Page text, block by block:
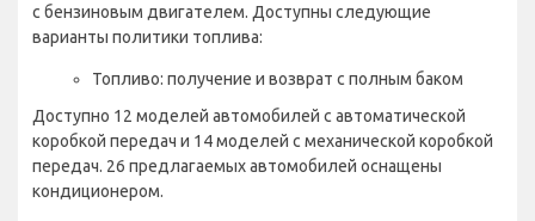
с бензиновым двигателем. Доступны следующие
варианты политики топлива:
Топливо: получение и возврат с полным баком
Доступно 12 моделей автомобилей с автоматической
коробкой передач и 14 моделей с механической коробкой
передач. 26 предлагаемых автомобилей оснащены
кондиционером.